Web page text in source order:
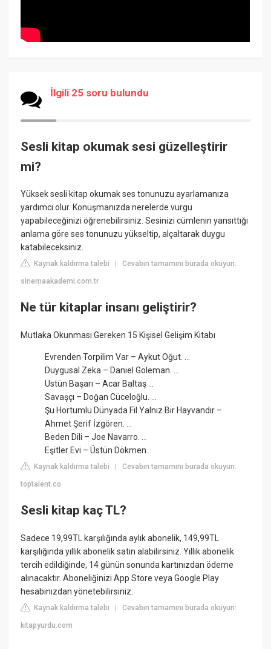
İlgili 25 soru bulundu
Sesli kitap okumak sesi güzelleştirir
mi?
Yüksek sesli kitap okumak ses tonunuzu ayarlamanıza
yardımcı olur. Konuşmanızda nerelerde vurgu
yapabileceğinizi öğrenebilirsiniz. Sesinizi cümlenin yansıttığı
anlama göre ses tonunuzu yükseltip, alçaltarak duygu
katabileceksiniz.
Kaynak kaldırma talebi |Cevabın tamamını burada okuyun:
sinemaakademi.com.tr
Ne tür kitaplar insanı geliştirir?
Mutlaka Okunması Gereken 15 Kişisel Gelişim Kitabı
Evrenden Torpilim Var – Aykut Oğut. ...
Duygusal Zeka – Daniel Goleman. ...
Üstün Başarı – Acar Baltaş ...
Savaşçı – Doğan Cüceloğlu. ...
Şu Hortumlu Dünyada Fil Yalnız Bir Hayvandır –
Ahmet Şerif İzgören. ...
Beden Dili – Joe Navarro. ...
Eşitler Evi – Üstün Dökmen.
Kaynak kaldırma talebi |Cevabın tamamını burada okuyun:
toptalent.co
Sesli kitap kaç TL?
Sadece 19,99TL karşılığında aylık abonelik, 149,99TL
karşılığında yıllık abonelik satın alabilirsiniz. Yıllık abonelik
tercih edildiğinde, 14 günün sonunda kartınızdan ödeme
alınacaktır. Aboneliğinizi App Store veya Google Play
hesabınızdan yönetebilirsiniz.
Kaynak kaldırma talebi |Cevabın tamamını burada okuyun:
kitapyurdu.com